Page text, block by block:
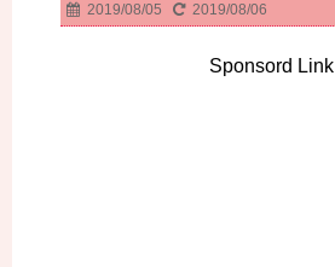
2019/08/05 2019/08/06
Sponsord Link